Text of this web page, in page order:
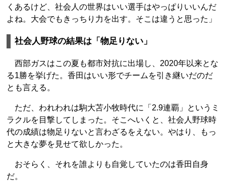
くあるけど、社会人の世界はいい選手はやっぱりいいんだ
よね。大会でもきっちり力を出す。そこは違うと思った」
社会人野球の結果は「物足りない」
西部ガスはこの夏も都市対抗に出場し、2020年以来とな
る1勝を挙げた。香田はいい形でチームを引き継いだのだ
とも言える。
ただ、われわれは駒大苫小牧時代に「2.9連覇」というミ
ラクルを目撃してしまった。そこへいくと、社会人野球時
代の成績は物足りないと言わざるをえない。やはり、もっ
と大きな夢を見せて欲しかった。
おそらく、それを誰よりも自覚していたのは香田自身
だ。